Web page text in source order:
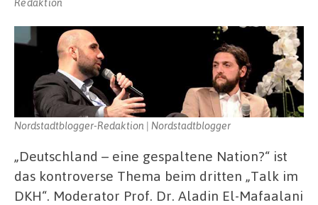
Nordstadtblogger-Redaktion | Nordstadtblogger
„Deutschland – eine gespaltene Nation?“ ist
das kontroverse Thema beim dritten „Talk im
DKH“. Moderator Prof. Dr. Aladin El-Mafaalani